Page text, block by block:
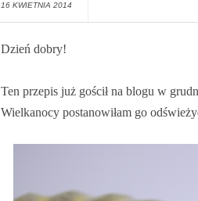
16 KWIETNIA 2014
Dzień dobry!
Ten przepis już gościł na blogu w
Wielkanocy postanowiłam go